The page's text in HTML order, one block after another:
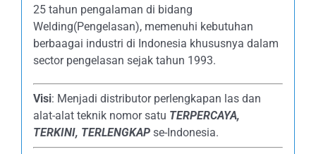
25 tahun pengalaman di bidang
Welding(Pengelasan), memenuhi kebutuhan
berbaagai industri di Indonesia khususnya dalam
sector pengelasan sejak tahun 1993.
Visi: Menjadi distributor perlengkapan las dan
alat-alat teknik nomor satu TERPERCAYA,
TERKINI, TERLENGKAPse-Indonesia.